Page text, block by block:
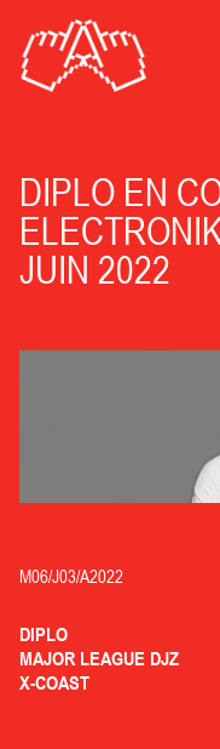
DIPLO EN
JUIN 2022
M06/J03/A2022
DIPLO
MAJOR LEAGUE DJZ
X-COAST